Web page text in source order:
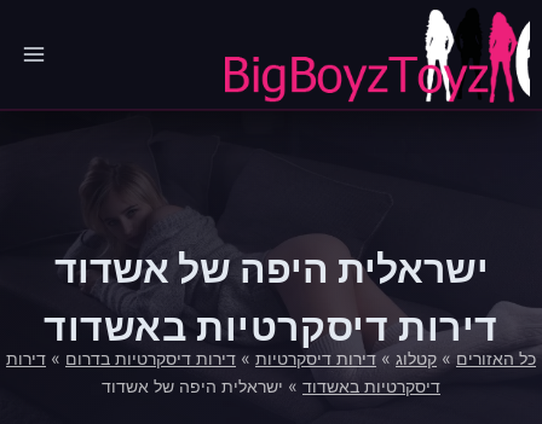
Skip
to
content
ישראלית היפה של אשדוד
דירות דיסקרטיות באשדוד
כל האזורים » קטלוג » דירות דיסקרטיות » דירות דיסקרטיות בדרום » דירות
דיסקרטיות באשדוד » ישראלית היפה של אשדוד